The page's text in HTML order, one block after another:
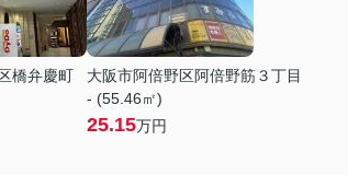
橋弁慶町
大阪市阿倍野区阿倍野筋３丁目
- (55.46㎡)
25.15万円